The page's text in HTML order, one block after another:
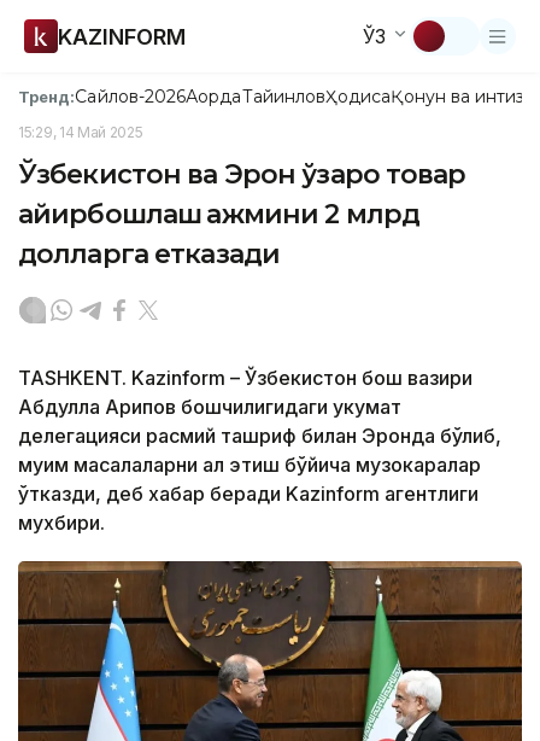
KAZINFORM ЎЗ
Тренд:Сайлов-2026АқордаТайинловҲодисаҚонун ва
15:29, 14 Май 2025
Ўзбекистон ва Эрон ўзаро товар
айирбошлаш ҳажмини 2 млрд
долларга етказади
TASHKENT. Kazinform – Ўзбекистон бош вазири
Абдулла Арипов бошчилигидаги ҳукумат
делегацияси расмий ташриф билан Эронда бўлиб,
муҳим масалаларни ҳал этиш бўйича музокаралар
ўтказди, деб хабар беради Kazinform агентлиги
мухбири.